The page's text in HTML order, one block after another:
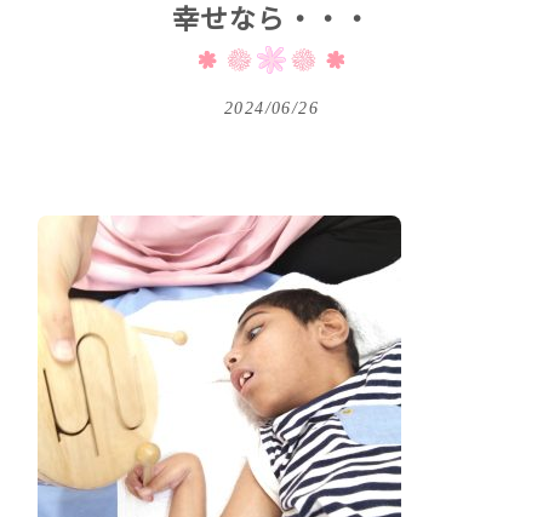
幸せなら・・・
2024/06/26